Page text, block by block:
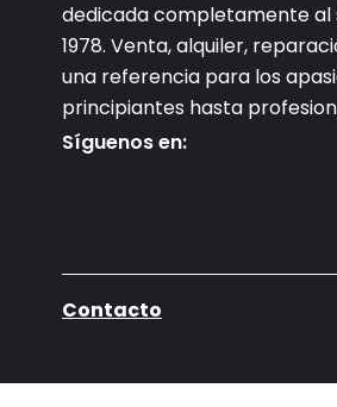
dedicada completamente al
1978. Venta, alquiler,
una referencia para los
principiantes hasta
Síguenos en:
Contacto